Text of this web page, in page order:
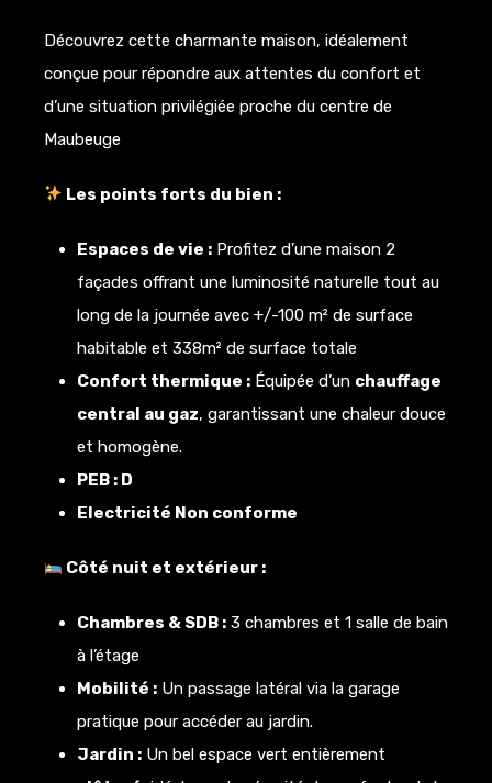
Découvrez cette charmante maison, idéalement
conçue pour répondre aux attentes du confort et
d’une situation privilégiée proche du centre de
Maubeuge
Les points forts du bien :
Espaces de vie : Profitez d’une maison 2
façades offrant une luminosité naturelle tout au
long de la journée avec +/-100 m² de surface
habitable et 338m² de surface totale
Confort thermique : Équipée d’un chauffage
central au gaz, garantissant une chaleur douce
et homogène.
PEB : D
Electricité Non conforme
Côté nuit et extérieur :
Chambres & SDB : 3 chambres et 1 salle de bain
à l’étage
Mobilité : Un passage latéral via la garage
pratique pour accéder au jardin.
Jardin : Un bel espace vert entièrement